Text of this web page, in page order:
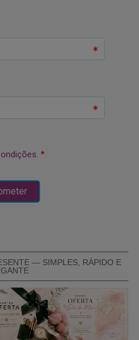
— SIMPLES, RÁPIDO E